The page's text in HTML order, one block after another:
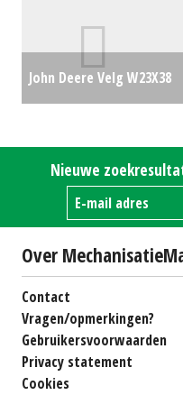
John Deere Velg W23X38
Nieuwe
Over
Contact
Vragen/opmerkingen?
Gebruikersvoorwaarden
Privacy statement
Cookies